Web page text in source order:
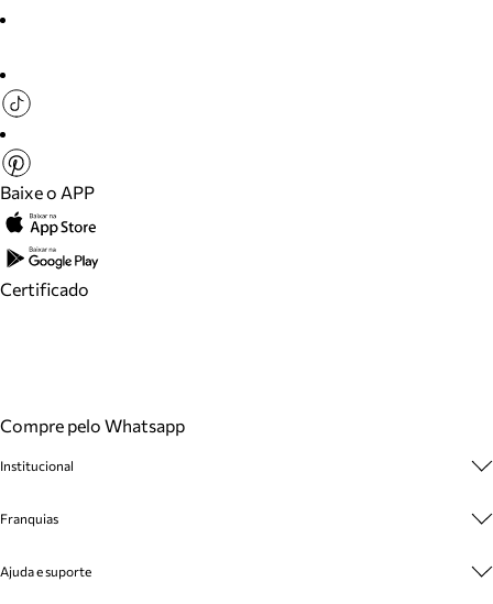
Baixe o APP
Certificado
Compre pelo Whatsapp
Institucional
Cashback
Venda Corporativa
Franquias
Plano de Negócio
Ajuda e suporte